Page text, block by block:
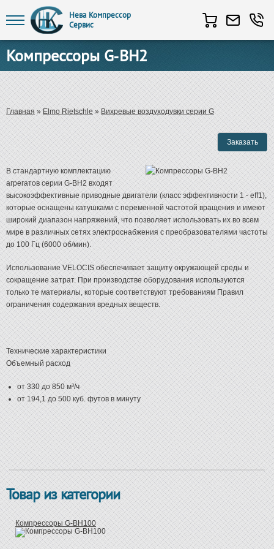
Нева Компрессор
Сервис
Компрессоры G-BH2
Вы здесь
Главная»Elmo Rietschle»Вихревые воздуходувки серии G
В стандартную комплектацию
агрегатов серии G-BH2 входят
высокоэффективные приводные двигатели (класс эффективности 1 - eff1),
которые оснащены катушками с переменной частотой вращения и имеют
широкий диапазон напряжений, что позволяет использовать их во всем
мире в различных сетях электроснабжения с преобразователями частоты
до 100 Гц (6000 об/мин).
Использование VELOCIS обеспечивает защиту окружающей среды и
сокращение затрат. При производстве оборудования используются
только те материалы, которые соответствуют требованиям Правил
ограничения содержания вредных веществ.
Технические характеристики
Объемный расход
от 330 до 850 м³/ч
от 194,1 до 500 куб. футов в минуту
Товар из категории
Компрессоры G-BH100